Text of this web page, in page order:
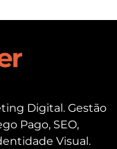
Digital. Gestão
Pago, SEO,
Visual.